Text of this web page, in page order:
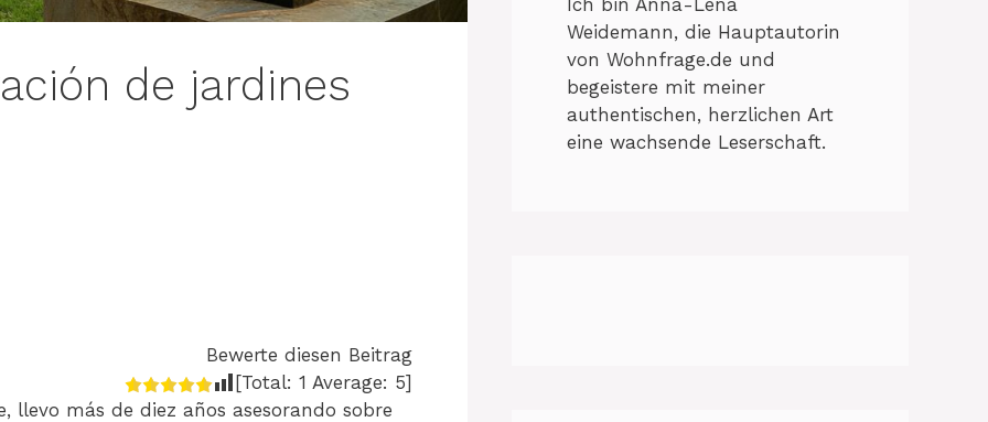
de jardines
Bewerte diesen Beitrag
[Total: 1 Average: 5]
llevo más de diez años asesorando sobre
Ich bin Anna-Lena
Weidemann, die Hauptautorin
von Wohnfrage.de und
begeistere mit meiner
authentischen, herzlichen Art
eine wachsende Leserschaft.